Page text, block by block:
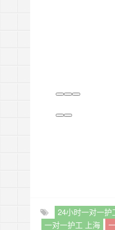
24小时一对一护
一对一护工 上海